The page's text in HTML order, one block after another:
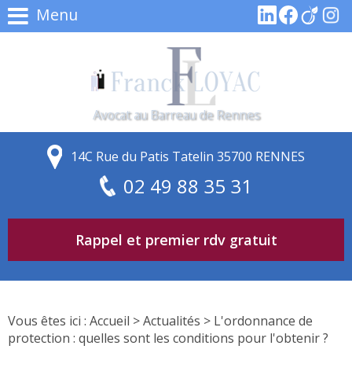
Menu
Avocat au Barreau de Rennes
14C Rue du Patis Tatelin 35700 RENNES
02 49 88 35 31
Rappel et premier rdv gratuit
Vous êtes ici : Accueil >Actualités > L'ordonnance de
protection : quelles sont les conditions pour l'obtenir ?